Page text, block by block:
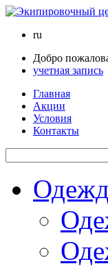
ru
Добро
учетная запись
Главная
Акции
Условия
Контакты